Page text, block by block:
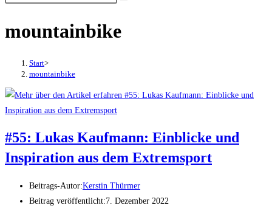
mountainbike
Start>
mountainbike
#55: Lukas Kaufmann: Einblicke und
Inspiration aus dem Extremsport
Beitrags-Autor:Kerstin Thürmer
Beitrag veröffentlicht:7. Dezember 2022